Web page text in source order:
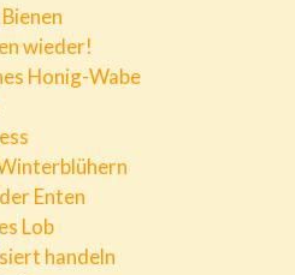
wieder!
Honig-Wabe
Enten
Lob
handeln